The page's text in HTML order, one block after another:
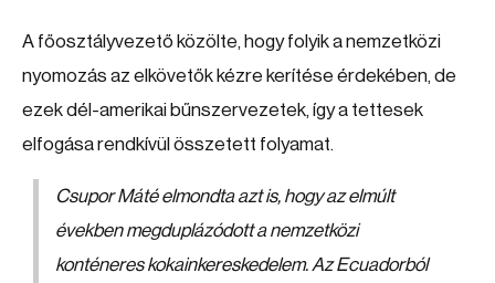
A főosztályvezető közölte, hogy folyik a nemzetközi
nyomozás az elkövetők kézre kerítése érdekében, de
ezek dél-amerikai bűnszervezetek, így a tettesek
elfogása rendkívül összetett folyamat.
Csupor Máté elmondta azt is, hogy az elmúlt
években megduplázódott a nemzetközi
konténeres kokainkereskedelem. Az Ecuadorból